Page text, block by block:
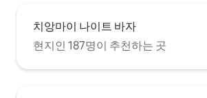
치앙마이 나이트 바자
현지인 187명이 추천하는 곳